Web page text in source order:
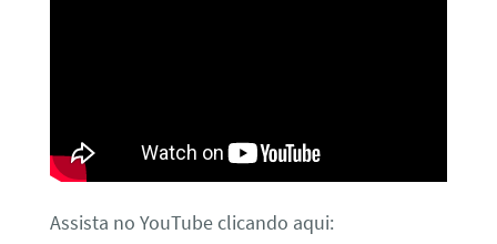
Assista no YouTube clicando aqui: